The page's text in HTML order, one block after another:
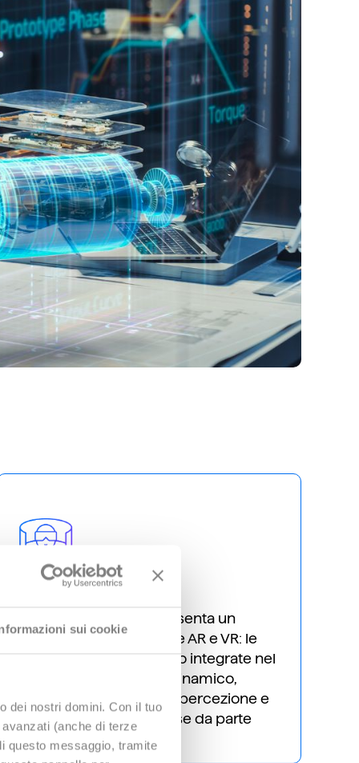
sui cookie
dei nostri domini. Con il tuo
(anche di terze
questo messaggio, tramite
MR
La Mixed Reality rappresenta un
insieme fra le tecnologie AR e VR: le
informazioni digitali sono integrate nel
mondo reale in modo dinamico,
consentendo ancora la percezione e
l’interazione con le stesse da parte
dell’utente.